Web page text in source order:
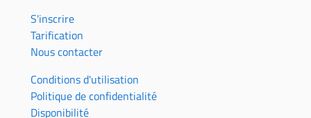
S'inscrire
Tarification
Nous contacter
Conditions d'utilisation
Politique de confidentialité
Disponibilité